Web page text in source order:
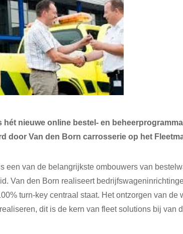
hét nieuwe online bestel- en
door Van den Born carrosserie op het
een van de belangrijkste ombouwers van
Van den Born realiseert
turn-key centraal staat. Het ontzorgen van de
dit is de kern van fleet solutions bij van